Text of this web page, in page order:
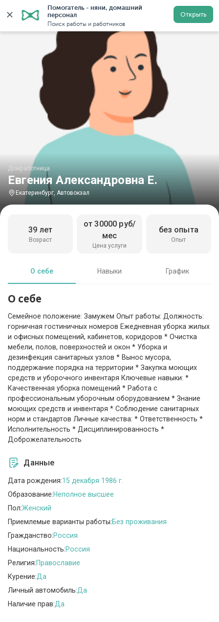
Помогатель - няни, домашний
персонал
Поиск работы и работников
Открыть
Главная Домработницы Домработницы в
Евгения Александровна Е.
Домработница
Екатеринбург, Автовокзал
Возраст
39 лет
Цена услуги
от 30000 руб/
мес
Опыт
без опыта
О себе Навыки График
О себе
Семейное положение: Замужем Опыт работы: Должность:
горничная гостиничных номеров Ежедневная уборка жилых
и офисных помещений, кабинетов, коридоров * Очистка
мебели, полов, поверхностей и окон * Уборка и
дезинфекция санитарных узлов * Вынос мусора,
поддержание порядка на территории * Закупка моющих
средств и уборочного инвентаря Ключевые навыки: *
Качественная уборка помещений * Работа с
профессиональным уборочным оборудованием * Знание
моющих средств и инвентаря * Соблюдение санитарных
норм и стандартов Личные качества: * Ответственность *
Исполнительность * Дисциплинированность *
Доброжелательность
Данные
Дата рождения:15 декабря 1986 г.
Образование:Неполное высшее
Пол:Женский
Приемлемые варианты работы:Без проживания
Гражданство:Россия
Национальность:Россия
Религия:Православие
Курение:Да
Личный автомобиль:Да
Наличие прав:Да